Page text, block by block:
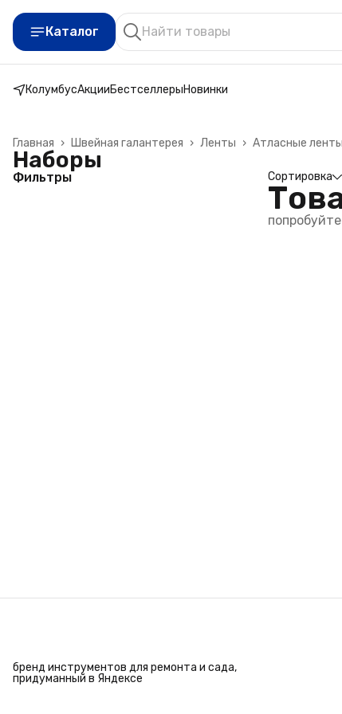
Каталог
КолумбусАкцииБестселлерыНовинки
Атласные ленты
Ленты ›
Швейная галантерея ›
Главная ›
Наборы
Фильтры Сортировка
бренд инструментов для ремонта и сада,
придуманный в Яндексе